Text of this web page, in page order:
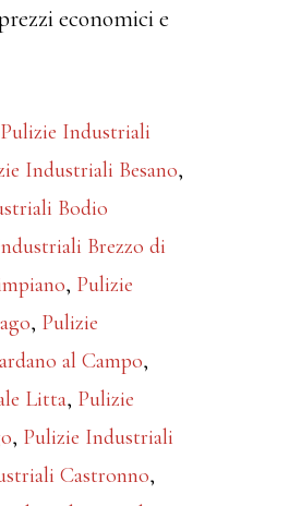
economici e
Pulizie Industriali
Industriali Besano,
Bodio
Brezzo di
, Pulizie
, Pulizie
al Campo,
Litta, Pulizie
, Pulizie Industriali
Castronno,